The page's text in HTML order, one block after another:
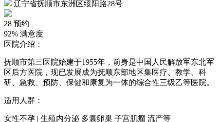
辽宁省抚顺市东洲区绥阳路28号
28 预约
92% 满意度
医院介绍：
抚顺市第三医院始建于1955年，前身是中国人民解放军东北军
区后方医院，现已发展成为抚顺东部地区集医疗、教学、科
研、急救、预防、保健和康复为一体的综合性三级乙等医院。
适用人群：
女性不孕 | 生殖内分泌 多囊卵巢 子宫肌瘤 流产等